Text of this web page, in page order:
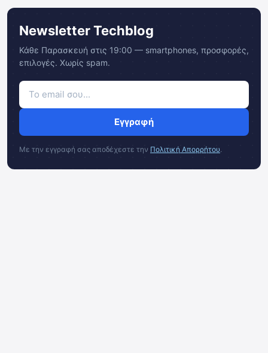
Newsletter Techblog
Κάθε Παρασκευή στις 19:00 — smartphones, προσφορές,
επιλογές. Χωρίς spam.
Εγγραφή
Με την εγγραφή σας αποδέχεστε την Πολιτική Απορρήτου.